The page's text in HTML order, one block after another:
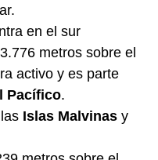
en el sur
metros sobre el
activo y es parte
Pacífico.
Islas Malvinas y
Salvador: el histórico
de Rosario que
la literatura infantil y
en las casas y